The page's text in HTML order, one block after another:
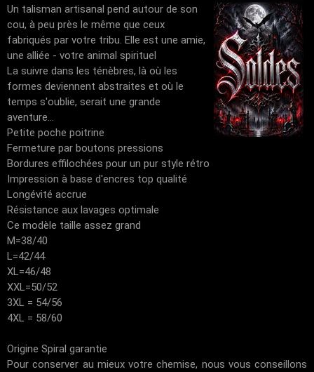
Un talisman artisanal pend autour de son
cou, à peu près le même que ceux
fabriqués par votre tribu. Elle est une amie,
une alliée - votre animal spirituel
La suivre dans les ténèbres, là où les
formes deviennent abstraites et où le
temps s'oublie, serait une grande
aventure...
Petite poche poitrine
Fermeture par boutons pressions
Bordures effilochées pour un pur style rétro
Impression à base d'encres top qualité
Longévité accrue
Résistance aux lavages optimale
Ce modèle taille assez grand
M=38/40
L=42/44
XL=46/48
XXL=50/52
3XL = 54/56
4XL = 58/60
Origine Spiral garantie
Pour conserver au mieux votre chemise, nous vous conseillons